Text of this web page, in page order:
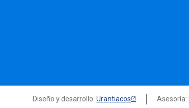
Diseño y desarrollo: Urantiacos Asesoría: